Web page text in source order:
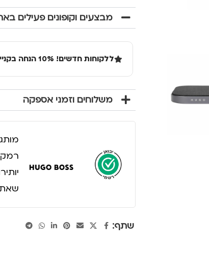
מבצעים וקופונים פעילים
ללקוחות חדשים! 10% הנחה בקנייה ראשונה מעל 100 שקל באתר.
משלוחים וזמני אספקה
שתף: